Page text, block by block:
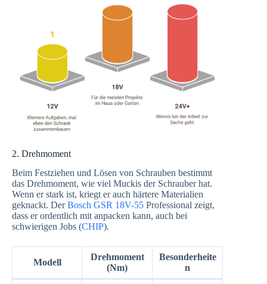
2. Drehmoment
Beim Festziehen und Lösen von Schrauben bestimmt
das Drehmoment, wie viel Muckis der Schrauber hat.
Wenn er stark ist, kriegt er auch härtere Materialien
geknackt. DerBosch GSR 18V-55 Professional zeigt,
dass er ordentlich mit anpacken kann, auch bei
schwierigen Jobs (CHIP).
Modell
Drehmoment
(Nm)
Besonderheite
n